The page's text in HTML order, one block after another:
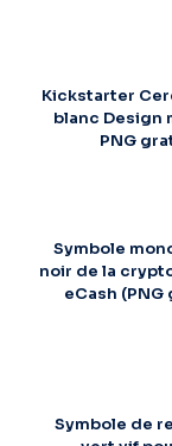
Kickstarter
blanc Design
PNG
Symbole
noir de la
eCash
Symbole de